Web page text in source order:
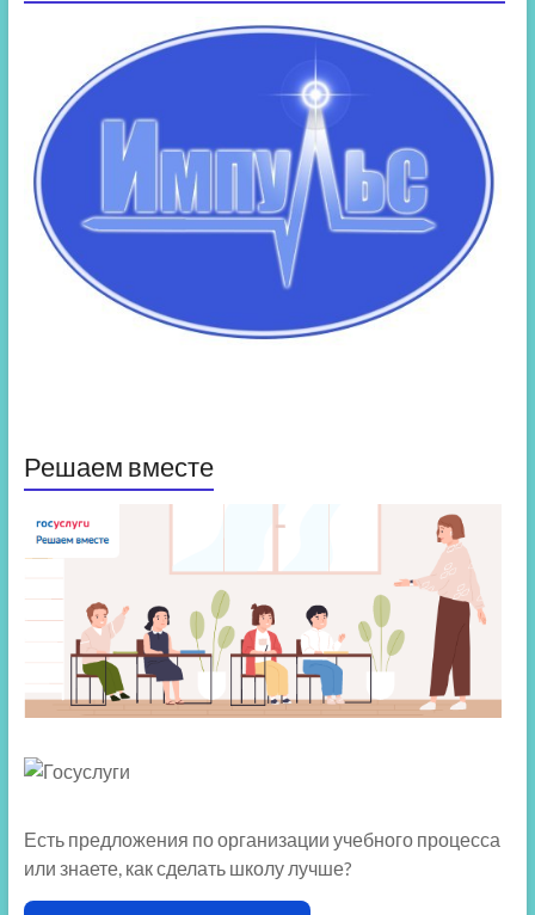
Решаем вместе
Есть предложения по организации учебного процесса
или знаете, как сделать школу лучше?